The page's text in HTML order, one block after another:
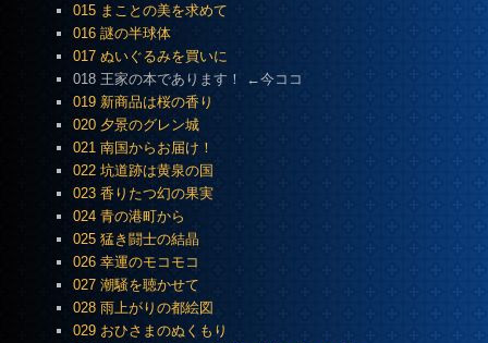
015 まことの美を求めて
016 謎の半球体
017 ぬいぐるみを買いに
018 王家の本であります！ ←今ココ
019 新商品は桜の香り
020 夕景のグレン城
021 南国からお届け！
022 坑道跡は黄泉の国
023 香りたつ幻の果実
024 青の港町から
025 猛き闘士の結晶
026 幸運のモコモコ
027 潮騒を聴かせて
028 雨上がりの都絵図
029 おひさまのぬくもり